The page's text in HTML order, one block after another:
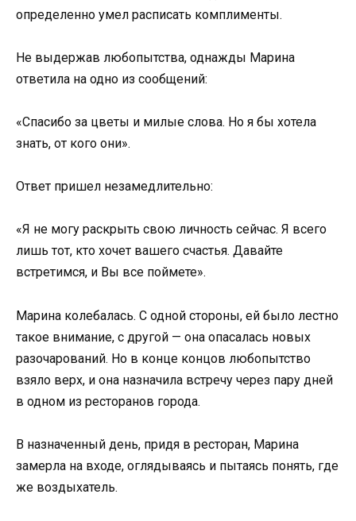
определенно умел расписать комплименты.
Не выдержав любопытства, однажды Марина
ответила на одно из сообщений:
«Спасибо за цветы и милые слова. Но я бы хотела
знать, от кого они».
Ответ пришел незамедлительно:
«Я не могу раскрыть свою личность сейчас. Я всего
лишь тот, кто хочет вашего счастья. Давайте
встретимся, и Вы все поймете».
Марина колебалась. С одной стороны, ей было лестно
такое внимание, с другой — она опасалась новых
разочарований. Но в конце концов любопытство
взяло верх, и она назначила встречу через пару дней
в одном из ресторанов города.
В назначенный день, придя в ресторан, Марина
замерла на входе, оглядываясь и пытаясь понять, где
же воздыхатель.